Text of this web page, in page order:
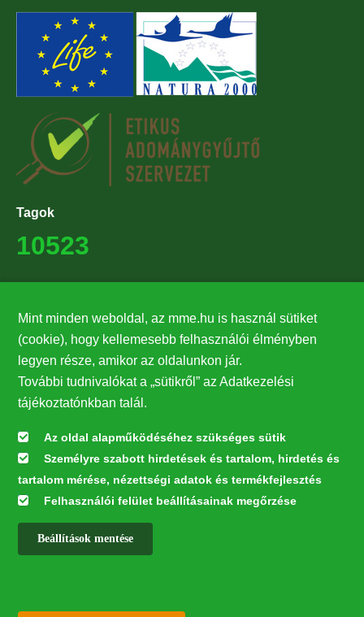
Tagok
10523
27224
Hírlevél feliratkozás
Értesüljön elsőként legfrissebb híreinkről, eseményeinkről!
Feliratkozás
Mint minden weboldal, az mme.hu is használ sütiket
(cookie), hogy kellemesebb felhasználói élményben
legyen része, amikor az oldalunkon jár.
További tudnivalókat a „sütikről” az Adatkezelési
tájékoztatónkban talál.
Az oldal alapműködéséhez szükséges sütik
Személyre szabott hirdetések és tartalom, hirdetés és
tartalom mérése, nézettségi adatok és termékfejlesztés
Felhasználói felület beállításainak megőrzése
Beállítások mentése